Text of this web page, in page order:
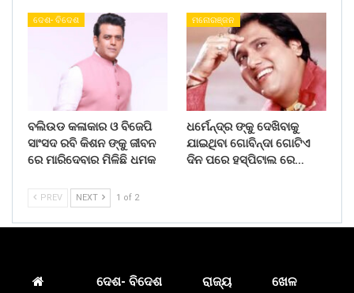
ଦେଶ- ବିଦେଶ
ବଲିଉଡ କଳାକାର ଓ ବିଜେପି
ସାଂସଦ ରବି କିଶନ ଙ୍କୁ ଜୀବନ
ରେ ମାରିଦେବାର ମିଳିଛି ଧମକ
ମନୋରଞ୍ଜନ
ଧର୍ମେନ୍ଦ୍ର ଙ୍କୁ ଦେଖିବାକୁ
ଯାଇଥିବା ଗୋବିନ୍ଦା ଗୋଟିଏ
ଦିନ ପରେ ହସ୍ପିଟାଲ ରେ…
PREV NEXT 1 of 2
ଦେଶ- ବିଦେଶ ରାଜ୍ୟ ଖେଳ